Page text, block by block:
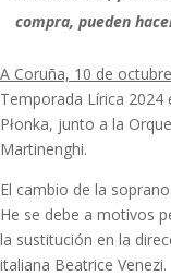
compra, pueden
A Coruña, 10 de
Temporada Lírica
Płonka, junto a la
Martinenghi.
El cambio de la
He se debe a motivos
la sustitución en la
italiana Beatrice Venezi.